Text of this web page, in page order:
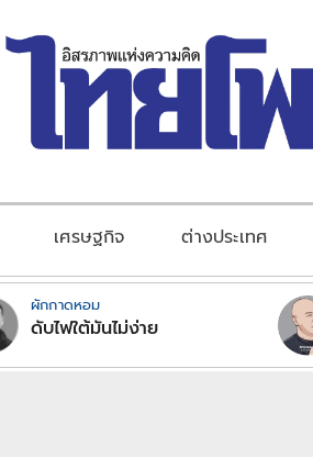
เศรษฐกิจ ต่างประเทศ
ผักกาดหอม
ดับไฟใต้มันไม่ง่าย